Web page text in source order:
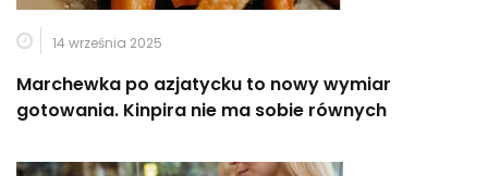
14 września 2025
Marchewka po azjatycku to nowy wymiar
gotowania. Kinpira nie ma sobie równych